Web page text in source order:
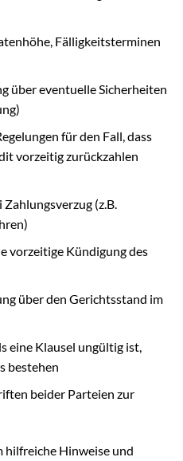
Fälligkeitsterminen
über eventuelle Sicherheiten
für den Fall, dass
vorzeitig zurückzahlen
(z.B.
vorzeitige Kündigung des
über den Gerichtsstand im
eine Klausel ungültig ist,
bestehen
beider Parteien zur
hilfreiche Hinweise und